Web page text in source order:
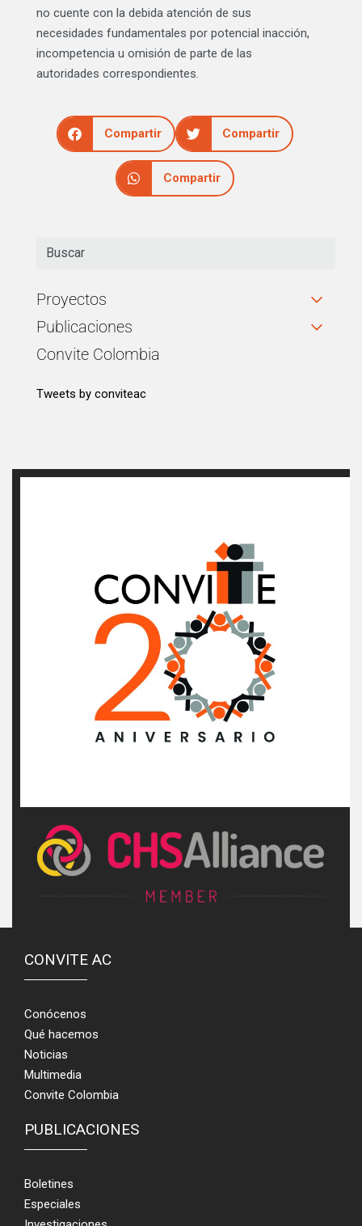
no cuente con la debida atención de sus
necesidades fundamentales por potencial inacción,
incompetencia u omisión de parte de las
autoridades correspondientes.
Compartir Compartir
Compartir
Proyectos
Publicaciones
Convite Colombia
Tweets by conviteac
CONVITE AC
Conócenos
Qué hacemos
Noticias
Multimedia
Convite Colombia
PUBLICACIONES
Boletines
Especiales